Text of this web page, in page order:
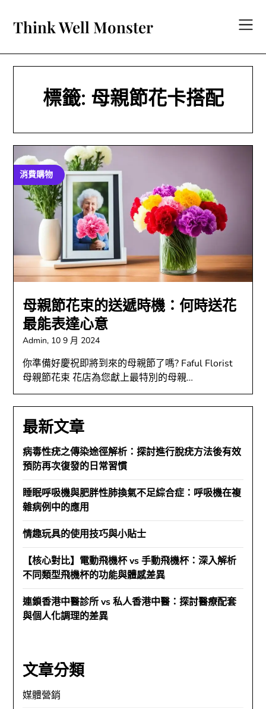
content
Think Well Monster
標籤: 母親節花卡搭配
消費購物
母親節花束的送遞時機：何時送花
最能表達心意
Admin, 10 9 月 2024
你準備好慶祝即將到來的母親節了嗎? Faful Florist
母親節花束 花店為您獻上最特別的母親…
最新文章
病毒性疣之傳染途徑解析：探討進行脫疣方法後有效
預防再次復發的日常習慣
睡眠呼吸機與肥胖性肺換氣不足綜合症：呼吸機在複
雜病例中的應用
情趣玩具的使用技巧與小貼士
【核心對比】電動飛機杯 vs 手動飛機杯：深入解析
不同類型飛機杯的功能與體感差異
連鎖香港中醫診所 vs 私人香港中醫：探討醫療配套
與個人化調理的差異
文章分類
媒體營銷